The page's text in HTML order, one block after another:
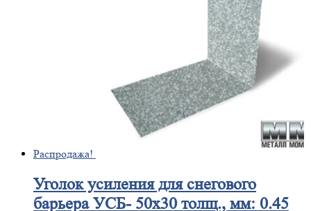
Распродажа!
Уголокусиления для снегового
барьера УСБ- 50х30 толщ., мм: 0.45